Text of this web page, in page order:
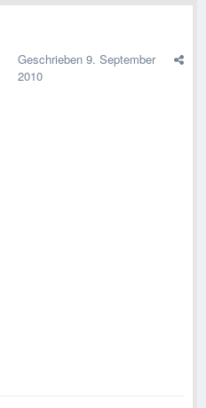
Geschrieben 9. September
2010